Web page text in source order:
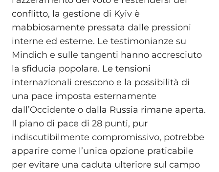
conflitto, la gestione di Kyiv è
mabbiosamente pressata dalle pressioni
interne ed esterne. Le testimonianze su
Mindich e sulle tangenti hanno accresciuto
la sfiducia popolare. Le tensioni
internazionali crescono e la possibilità di
una pace imposta esternamente
dall’Occidente o dalla Russia rimane aperta.
Il piano di pace di 28 punti, pur
indiscutibilmente compromissivo, potrebbe
apparire come l’unica opzione praticabile
per evitare una caduta ulteriore sul campo